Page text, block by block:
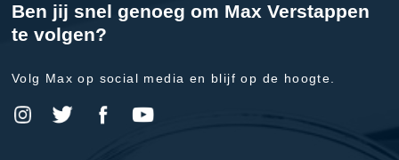
Ben jij snel genoeg om Max Verstappen
te volgen?
Volg Max op social media en blijf op de hoogte.